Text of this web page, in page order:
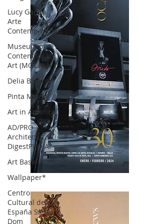
Lucy García |
Arte
Contemporáneo.
Museum of
Contemporary
Art (MOCA) N
Delia Blanco
Pinta Miami
Art in America
AD/PRO
Architectural
DigestPRO Ar
Art Basel
Wallpaper*
Centro
Cultural de
España Santo
Dom
OCA|News 30 /Enero-Febrero / 2024